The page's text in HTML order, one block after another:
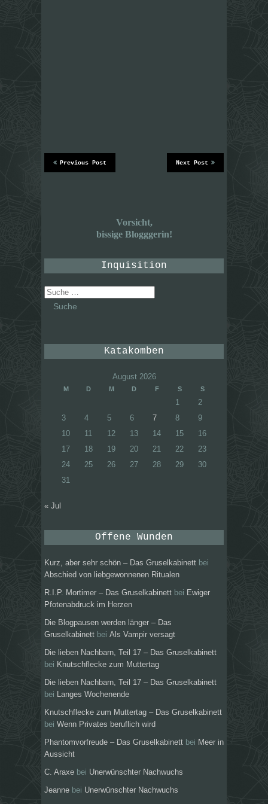
Next Post
Previous Post
Vorsicht,
bissige Blogggerin!
Inquisition
Suche
nach:
Katakomben
August 2026
M D M D F S S
1
2
3
4 5 6 7 8
9
10
11 12 13 14 15
16
17
18 19 20 21 22
23
24
25 26 27 28 29
30
31
« Jul
Offene Wunden
Kurz, aber sehr schön – Das Gruselkabinett bei
Abschied von liebgewonnenen Ritualen
R.I.P. Mortimer – Das Gruselkabinett bei Ewiger
Pfotenabdruck im Herzen
Die Blogpausen werden länger – Das
Gruselkabinett bei Als Vampir versagt
Die lieben Nachbarn, Teil 17 – Das Gruselkabinett
bei Knutschflecke zum Muttertag
Die lieben Nachbarn, Teil 17 – Das Gruselkabinett
bei
Langes Wochenende
Knutschflecke zum Muttertag – Das Gruselkabinett
bei Wenn Privates beruflich wird
Phantomvorfreude – Das Gruselkabinett bei Meer in
Aussicht
C. Araxe bei Unerwünschter Nachwuchs
Jeanne bei Unerwünschter Nachwuchs